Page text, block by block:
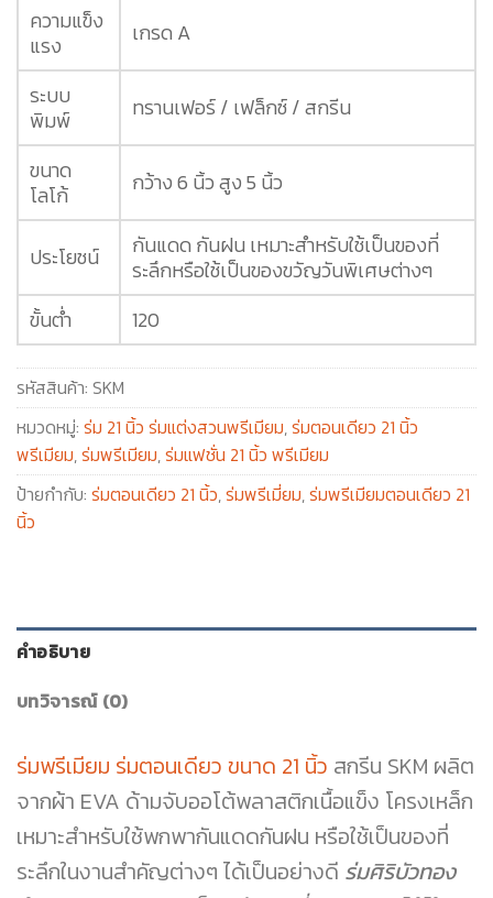
ความแข็ง
แรง
เกรด A
ระบบ
พิมพ์
ทรานเฟอร์ / เฟล็กซ์ / สกรีน
ขนาด
โลโก้
กว้าง 6 นิ้ว สูง 5 นิ้ว
ประโยชน์
กันแดด กันฝน เหมาะสำหรับใช้เป็นของที่
ระลึกหรือใช้เป็นของขวัญวันพิเศษต่างๆ
ขั้นต่ำ
120
รหัสสินค้า: SKM
หมวดหมู่: ร่ม 21 นิ้ว ร่มแต่งสวนพรีเมียม,ร่มตอนเดียว 21 นิ้ว
พรีเมียม,ร่มพรีเมียม,ร่มแฟชั่น 21 นิ้ว พรีเมียม
ป้ายกำกับ: ร่มตอนเดียว 21 นิ้ว,ร่มพรีเมี่ยม,ร่มพรีเมียมตอนเดียว 21
นิ้ว
คำอธิบาย
บทวิจารณ์ (0)
ร่มพรีเมียม ร่มตอนเดียว ขนาด 21 นิ้ว สกรีน SKM ผลิต
จากผ้า EVA ด้ามจับออโต้พลาสติกเนื้อแข็ง โครงเหล็ก
เหมาะสำหรับใช้พกพากันแดดกันฝน หรือใช้เป็นของที่
ระลึกในงานสำคัญต่างๆ ได้เป็นอย่างดี ร่มศิริบัวทอง